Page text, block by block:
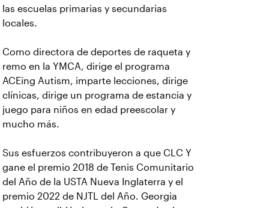
las escuelas primarias y secundarias
locales.
Como directora de deportes de raqueta y
remo en la YMCA, dirige el programa
ACEing Autism, imparte lecciones, dirige
clínicas, dirige un programa de estancia y
juego para niños en edad preescolar y
mucho más.
Sus esfuerzos contribuyeron a que CLC Y
gane el premio 2018 de Tenis Comunitario
del Año de la USTA Nueva Inglaterra y el
premio 2022 de NJTL del Año. Georgia